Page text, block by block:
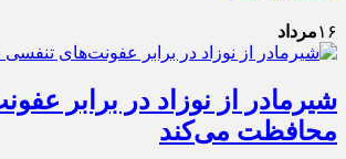
۱۶مرداد
شیرمادر از نوزاد در برابر
محافظت می‌کند